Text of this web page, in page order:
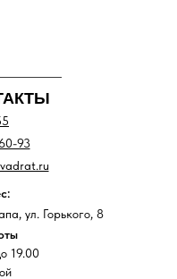
93
ул. Горького, 8
19.00